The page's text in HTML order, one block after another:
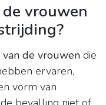
vrouwen
de vrouwen die
ervaren,
vorm van